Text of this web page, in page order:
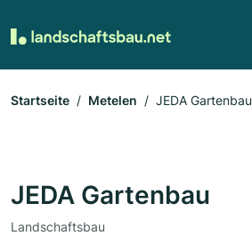
Startseite Metelen JEDA Gartenbau
JEDA Gartenbau
Landschaftsbau